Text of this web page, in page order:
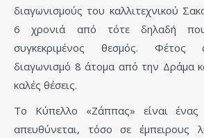
διαγωνισμούς του καλλιτεχνικού
6 χρονιά από τότε δηλαδή
συγκεκριμένος θεσμός. Φέτος
διαγωνισμό 8 άτομα από την Δράμα
καλές θέσεις.
Το Κύπελλο «Ζάππας» είναι ένας
απευθύνεται, τόσο σε έμπειρους